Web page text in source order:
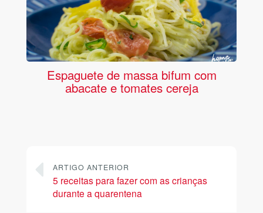
Espaguete de massa bifum com
abacate e tomates cereja
ARTIGO ANTERIOR
5 receitas para fazer com as crianças
durante a quarentena